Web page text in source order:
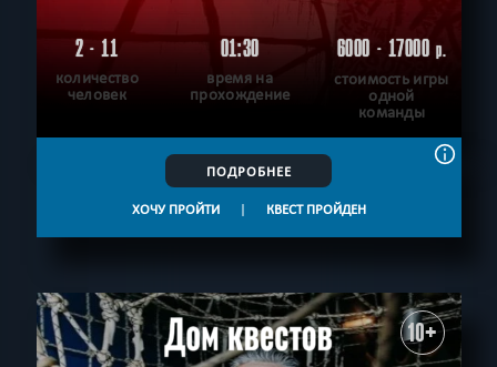
2 - 11
количество
человек
01:30
время на
прохождение
6000 - 17000р.
стоимость игры
одной
команды
ПОДРОБНЕЕ
ХОЧУ ПРОЙТИ | КВЕСТ ПРОЙДЕН
10+